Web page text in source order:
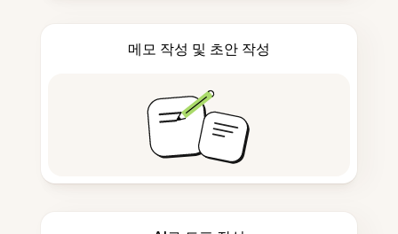
메모 작성 및 초안 작성